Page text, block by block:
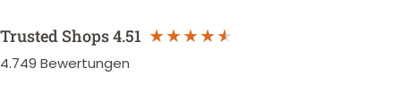
Trusted Shops4.51
4.749 Bewertungen